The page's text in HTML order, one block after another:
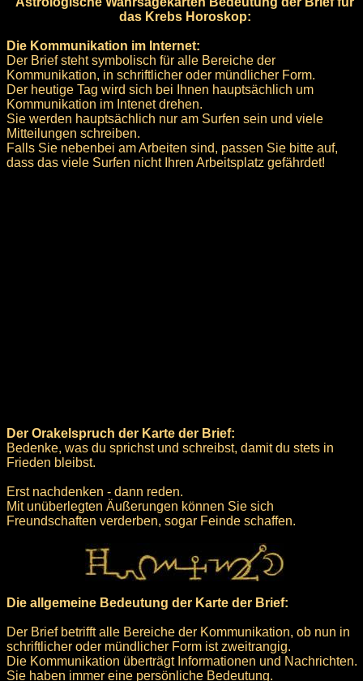
das Krebs Horoskop:
Die Kommunikation im Internet:
Der Brief steht symbolisch für alle Bereiche der
Kommunikation, in schriftlicher oder mündlicher Form.
Der heutige Tag wird sich bei Ihnen hauptsächlich um
Kommunikation im Intenet drehen.
Sie werden hauptsächlich nur am Surfen sein und viele
Mitteilungen schreiben.
Falls Sie nebenbei am Arbeiten sind, passen Sie bitte auf,
dass das viele Surfen nicht Ihren Arbeitsplatz gefährdet!
Der Orakelspruch der Karte der Brief:
Bedenke, was du sprichst und schreibst, damit du stets in
Frieden bleibst.
Erst nachdenken - dann reden.
Mit unüberlegten Äußerungen können Sie sich
Freundschaften verderben, sogar Feinde schaffen.
Die allgemeine Bedeutung der Karte der Brief:
Der Brief betrifft alle Bereiche der Kommunikation, ob nun in
schriftlicher oder mündlicher Form ist zweitrangig.
Die Kommunikation überträgt Informationen und Nachrichten.
Sie haben immer eine persönliche Bedeutung.